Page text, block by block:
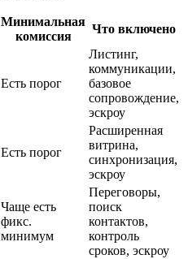
Минимальная
комиссия
Что включено
Есть порог
Листинг,
коммуникации,
базовое
сопровождение,
эскроу
Есть порог
Расширенная
витрина,
синхронизация,
эскроу
Чаще есть
фикс.
минимум
Переговоры,
поиск
контактов,
контроль
сроков, эскроу